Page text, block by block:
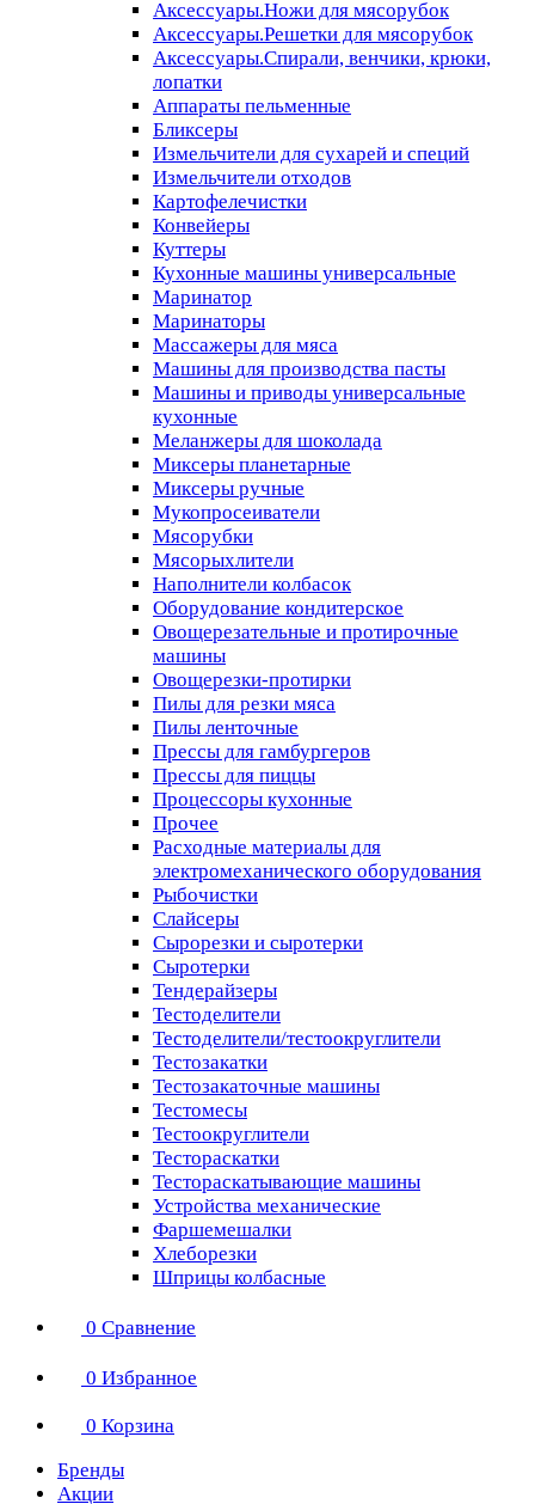
Аксессуары.Ножи для мясорубок
Аксессуары.Решетки для мясорубок
Аксессуары.Спирали, венчики, крюки,
лопатки
Аппараты пельменные
Бликсеры
Измельчители для сухарей и специй
Измельчители отходов
Картофелечистки
Конвейеры
Куттеры
Кухонные машины универсальные
Маринатор
Маринаторы
Массажеры для мяса
Машины для производства пасты
Машины и приводы универсальные
кухонные
Меланжеры для шоколада
Миксеры планетарные
Миксеры ручные
Мукопросеиватели
Мясорубки
Мясорыхлители
Наполнители колбасок
Оборудование кондитерское
Овощерезательные и протирочные
машины
Овощерезки-протирки
Пилы для резки мяса
Пилы ленточные
Прессы для гамбургеров
Прессы для пиццы
Процессоры кухонные
Прочее
Расходные материалы для
электромеханического оборудования
Рыбочистки
Слайсеры
Сырорезки и сыротерки
Сыротерки
Тендерайзеры
Тестоделители
Тестоделители/тестоокруглители
Тестозакатки
Тестозакаточные машины
Тестомесы
Тестоокруглители
Тестораскатки
Тестораскатывающие машины
Устройства механические
Фаршемешалки
Хлеборезки
Шприцы колбасные
0 Сравнение
0 Избранное
0 Корзина
Бренды
Акции